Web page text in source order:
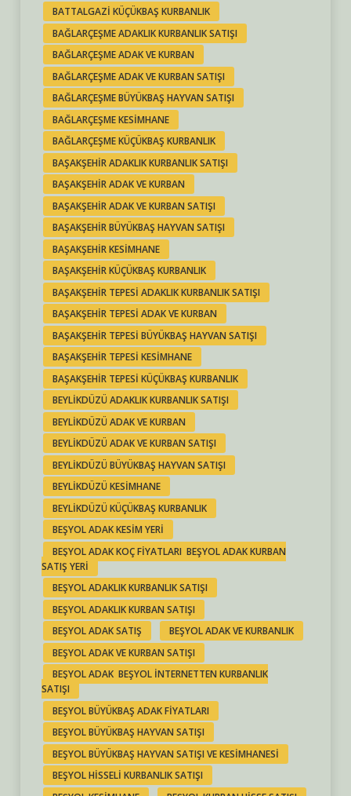
BATTALGAZI KÜÇÜKBAŞ KURBANLIK
BAĞLARÇEŞME ADAKLIK KURBANLIK SATIŞI
BAĞLARÇEŞME ADAK VE KURBAN
BAĞLARÇEŞME ADAK VE KURBAN SATIŞI
BAĞLARÇEŞME BÜYÜKBAŞ HAYVAN SATIŞI
BAĞLARÇEŞME KESIMHANE
BAĞLARÇEŞME KÜÇÜKBAŞ KURBANLIK
BAŞAKŞEHIR ADAKLIK KURBANLIK SATIŞI
BAŞAKŞEHIR ADAK VE KURBAN
BAŞAKŞEHIR ADAK VE KURBAN SATIŞI
BAŞAKŞEHIR BÜYÜKBAŞ HAYVAN SATIŞI
BAŞAKŞEHIR KESIMHANE
BAŞAKŞEHIR KÜÇÜKBAŞ KURBANLIK
BAŞAKŞEHIR TEPESI ADAKLIK KURBANLIK SATIŞI
BAŞAKŞEHIR TEPESI ADAK VE KURBAN
BAŞAKŞEHIR TEPESI BÜYÜKBAŞ HAYVAN SATIŞI
BAŞAKŞEHIR TEPESI KESIMHANE
BAŞAKŞEHIR TEPESI KÜÇÜKBAŞ KURBANLIK
BEYLIKDÜZÜ ADAKLIK KURBANLIK SATIŞI
BEYLIKDÜZÜ ADAK VE KURBAN
BEYLIKDÜZÜ ADAK VE KURBAN SATIŞI
BEYLIKDÜZÜ BÜYÜKBAŞ HAYVAN SATIŞI
BEYLIKDÜZÜ KESIMHANE
BEYLIKDÜZÜ KÜÇÜKBAŞ KURBANLIK
BEŞYOL ADAK KESIM YERI
BEŞYOL ADAK KOÇ FIYATLARI BEŞYOL ADAK KURBAN
SATIŞ YERI
BEŞYOL ADAKLIK KURBANLIK SATIŞI
BEŞYOL ADAKLIK KURBAN SATIŞI
BEŞYOL ADAK SATIŞ
BEŞYOL ADAK VE KURBANLIK
BEŞYOL ADAK VE KURBAN SATIŞI
BEŞYOL ADAK BEŞYOL INTERNETTEN KURBANLIK
SATIŞI
BEŞYOL BÜYÜKBAŞ ADAK FIYATLARI
BEŞYOL BÜYÜKBAŞ HAYVAN SATIŞI
BEŞYOL BÜYÜKBAŞ HAYVAN SATIŞI VE KESIMHANESI
BEŞYOL HISSELI KURBANLIK SATIŞI